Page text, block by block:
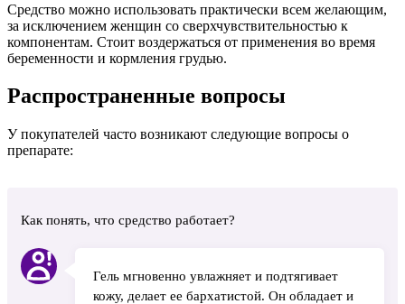
Средство можно использовать практически всем желающим,
за исключением женщин со сверхчувствительностью к
компонентам. Стоит воздержаться от применения во время
беременности и кормления грудью.
Распространенные вопросы
У покупателей часто возникают следующие вопросы о
препарате:
Как понять, что средство работает?
Гель мгновенно увлажняет и подтягивает
кожу, делает ее бархатистой. Он обладает и